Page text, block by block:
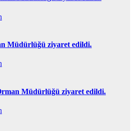
Müdürlüğü ziyaret edildi.
Müdürlüğü ziyaret edildi.